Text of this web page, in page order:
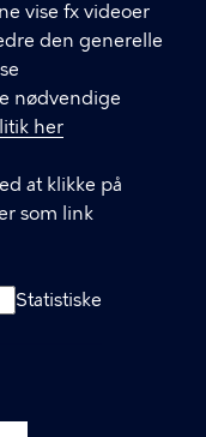
vise fx videoer
den generelle
nødvendige
her
at klikke på
som link
Statistiske